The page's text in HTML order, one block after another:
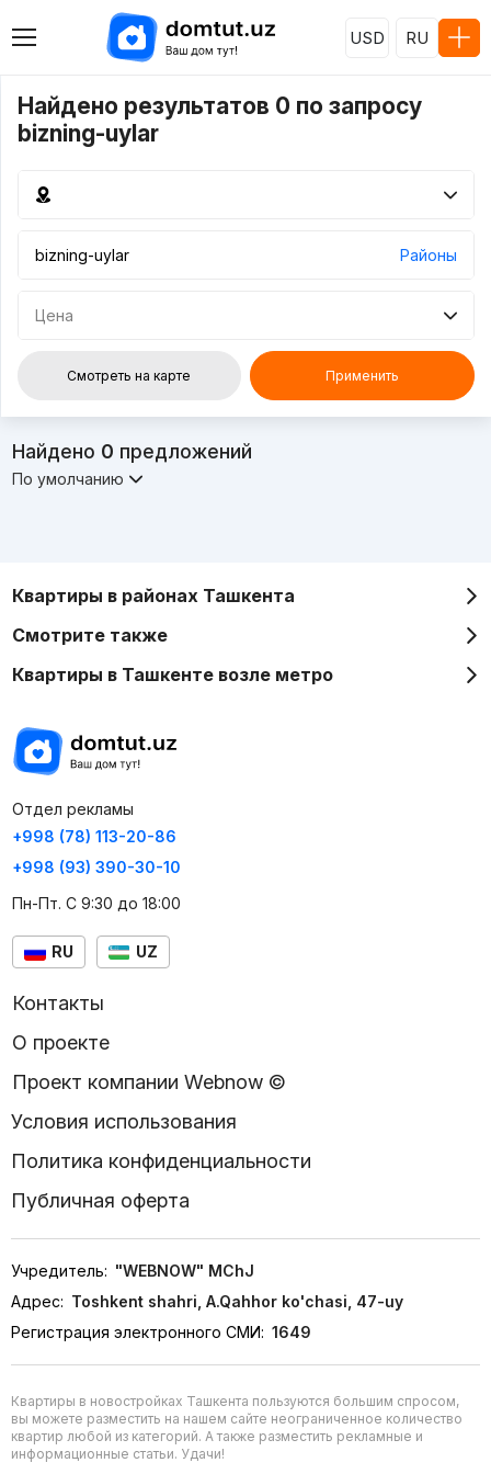
USD RU
Найдено результатов 0 по запросу
bizning-uylar
Районы
Цена
Смотреть на карте Применить
Найдено 0 предложений
По умолчанию
Квартиры в районах Ташкента
Смотрите также
Квартиры в Ташкенте возле метро
Отдел рекламы
+998 (78) 113-20-86
+998 (93) 390-30-10
Пн-Пт. С 9:30 до 18:00
RU UZ
Контакты
О проекте
Проект компании Webnow ©
Условия использования
Политика конфиденциальности
Публичная оферта
Учредитель: "WEBNOW" MChJ
Адрес: Toshkent shahri, A.Qahhor ko'chasi, 47-uy
Регистрация электронного СМИ: 1649
Квартиры в новостройках Ташкента пользуются большим спросом,
вы можете разместить на нашем сайте неограниченное количество
квартир любой из категорий. А также разместить рекламные и
информационные статьи. Удачи!